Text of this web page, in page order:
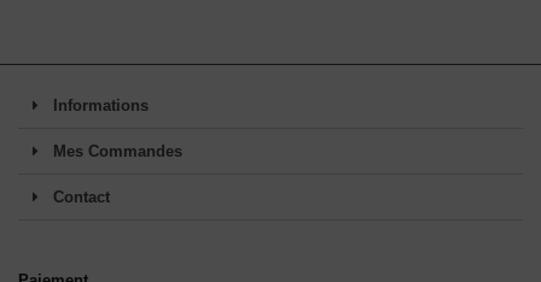
Informations
Mes Commandes
Contact